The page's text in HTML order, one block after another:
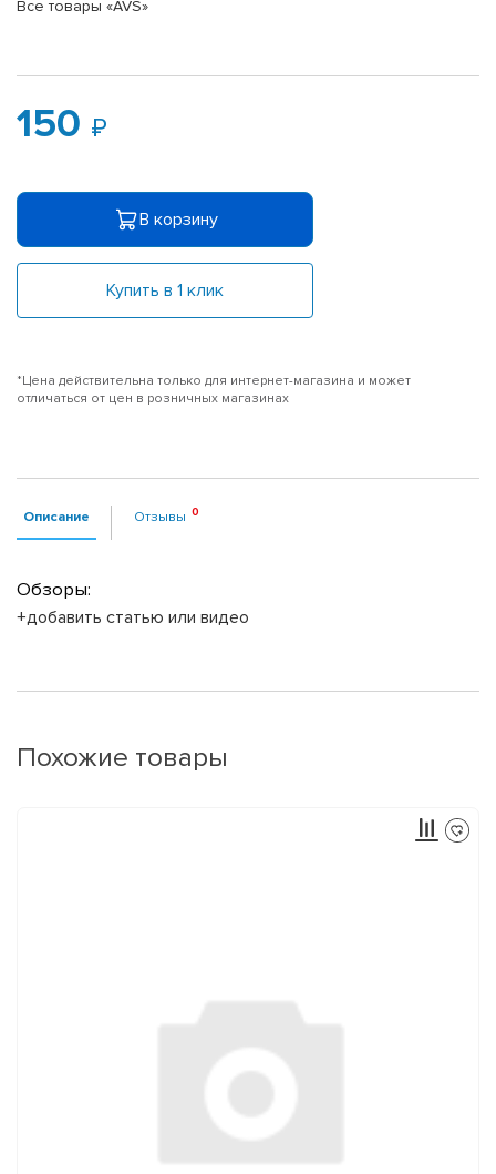
Все товары «AVS»
150
В корзину
Купить в 1 клик
*Цена действительна только для интернет-магазина и может
отличаться от цен в розничных магазинах
Описание Отзывы
Обзоры:
+добавить статью или видео
Похожие товары